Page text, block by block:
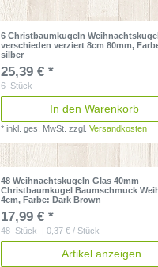
6 Christbaumkugeln
verschieden verziert 8cm 80mm,
silber
25,39 € *
6 Stück
In den Warenkorb
*inkl. ges. MwSt. zzgl.Versandkosten
48 Weihnachtskugeln Glas 40mm
Christbaumkugel Baumschmuck
4cm, Farbe: Dark Brown
17,99 € *
48 Stück | 0,37 € / Stück
Artikel anzeigen